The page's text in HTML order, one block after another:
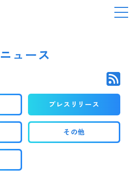
ニュース
プレスリリース
その他